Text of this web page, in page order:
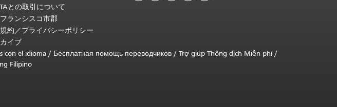
との取引について
ランシスコ市郡
約／プライバシーポリシー
イブ
con el idioma / Бесплатная помощь переводчиков / Trợ giúp Thông dịch Miễn phí/
Filipino